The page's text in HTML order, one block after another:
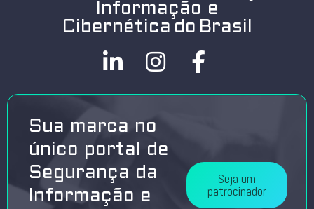
Informação e
Cibernética do Brasil
Sua marca no
único portal de
Segurança da
Informação e
Seja um
patrocinador